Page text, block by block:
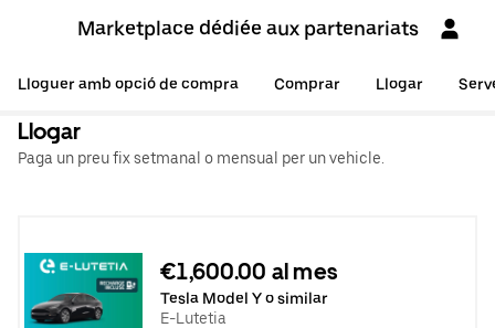
Marketplace dédiée aux partenariats
Lloguer amb opció de compra Comprar Llogar
Llogar
Paga un preu fix setmanal o mensual per un vehicle.
€1,600.00 al mes
Tesla Model Y o similar
E-Lutetia